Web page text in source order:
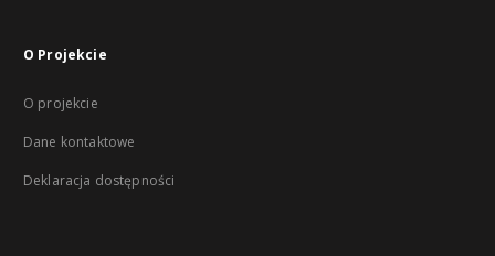
O Projekcie
O projekcie
Dane kontaktowe
Deklaracja dostępności